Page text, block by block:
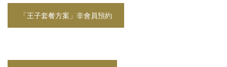
「王子套餐方案」非會員預約